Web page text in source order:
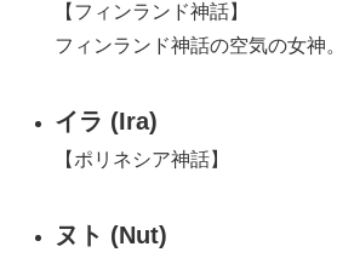
【フィンランド神話】
フィンランド神話の空気の女神。
イラ (Ira)
【ポリネシア神話】
ヌト (Nut)